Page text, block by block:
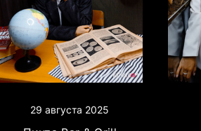
29 августа 2025